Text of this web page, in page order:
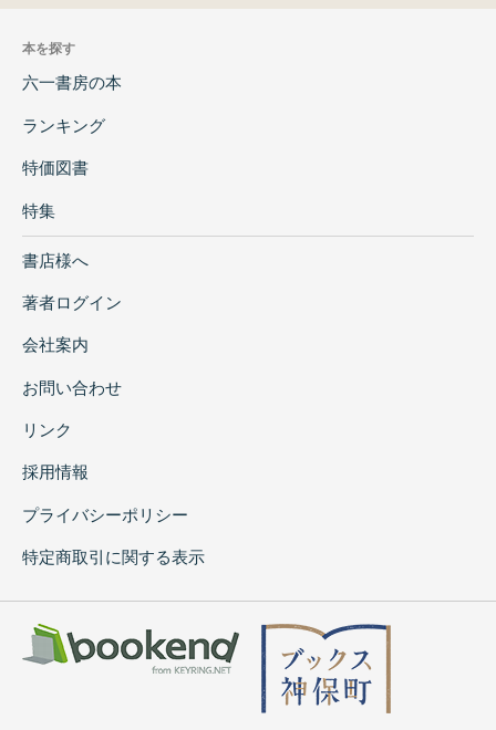
本を探す
六一書房の本
ランキング
特価図書
特集
書店様へ
著者ログイン
会社案内
お問い合わせ
リンク
採用情報
プライバシーポリシー
特定商取引に関する表示